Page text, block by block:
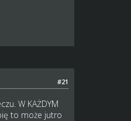
#21
W KAŻDYM
to może jutro